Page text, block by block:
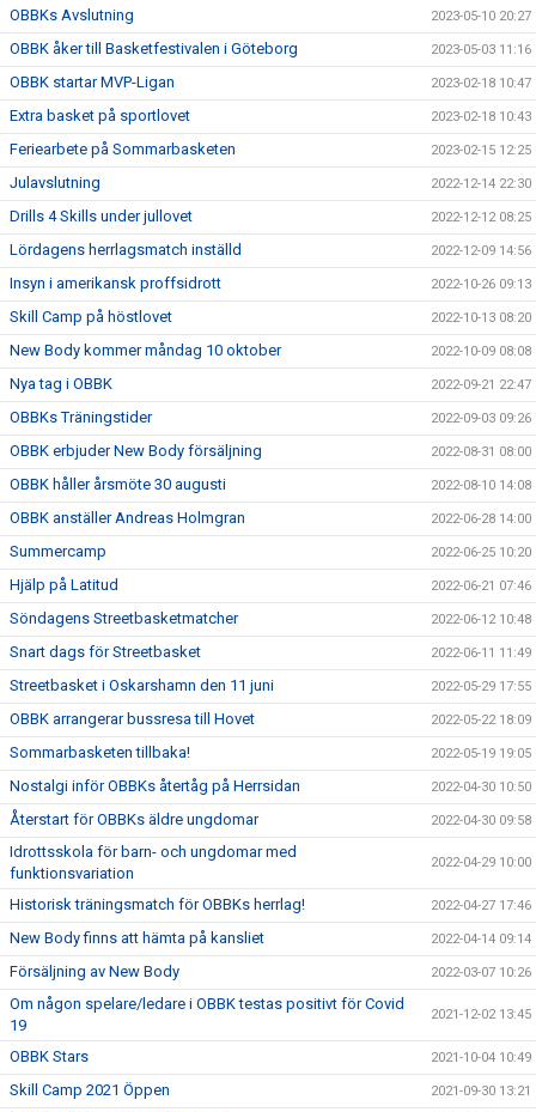
OBBKs Avslutning 2023-05-10 20:27
OBBK åker till Basketfestivalen i Göteborg 2023-05-03 11:16
OBBK startar MVP-Ligan 2023-02-18 10:47
Extra basket på sportlovet 2023-02-18 10:43
Feriearbete på Sommarbasketen 2023-02-15 12:25
Julavslutning 2022-12-14 22:30
Drills 4 Skills under jullovet 2022-12-12 08:25
Lördagens herrlagsmatch inställd 2022-12-09 14:56
Insyn i amerikansk proffsidrott 2022-10-26 09:13
Skill Camp på höstlovet 2022-10-13 08:20
New Body kommer måndag 10 oktober 2022-10-09 08:08
Nya tag i OBBK 2022-09-21 22:47
OBBKs Träningstider 2022-09-03 09:26
OBBK erbjuder New Body försäljning 2022-08-31 08:00
OBBK håller årsmöte 30 augusti 2022-08-10 14:08
OBBK anställer Andreas Holmgran 2022-06-28 14:00
Summercamp 2022-06-25 10:20
Hjälp på Latitud 2022-06-21 07:46
Söndagens Streetbasketmatcher 2022-06-12 10:48
Snart dags för Streetbasket 2022-06-11 11:49
Streetbasket i Oskarshamn den 11 juni 2022-05-29 17:55
OBBK arrangerar bussresa till Hovet 2022-05-22 18:09
Sommarbasketen tillbaka! 2022-05-19 19:05
Nostalgi inför OBBKs återtåg på Herrsidan 2022-04-30 10:50
Återstart för OBBKs äldre ungdomar 2022-04-30 09:58
Idrottsskola för barn- och ungdomar med
funktionsvariation
2022-04-29 10:00
Historisk träningsmatch för OBBKs herrlag! 2022-04-27 17:46
New Body finns att hämta på kansliet 2022-04-14 09:14
Försäljning av New Body 2022-03-07 10:26
Om någon spelare/ledare i OBBK testas positivt för Covid
19
2021-12-02 13:45
OBBK Stars 2021-10-04 10:49
Skill Camp 2021 Öppen 2021-09-30 13:21